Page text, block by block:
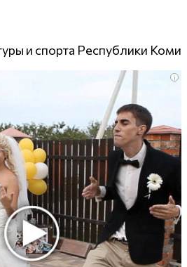
и спорта Республики Коми
i